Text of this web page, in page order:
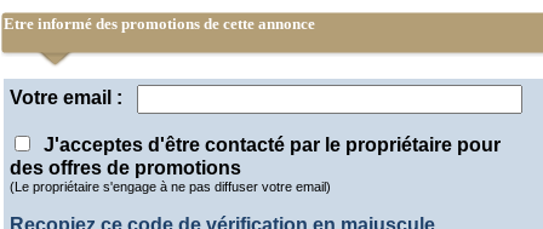
Etre informé des promotions de cette annonce
Votre email :
J'acceptes d'être contacté par le propriétaire pour
des offres de promotions
(Le propriétaire s'engage à ne pas diffuser votre email)
Recopiez ce code de vérification en majuscule